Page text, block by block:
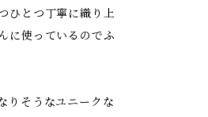
ひとつ丁寧に織り上
に使っているのでふ
りそうなユニークな